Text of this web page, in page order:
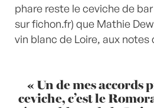
phare reste le ceviche de
sur fichon.fr) que Mathie
vin blanc de Loire, aux notes
« Un de mes accords
ceviche, c’est le